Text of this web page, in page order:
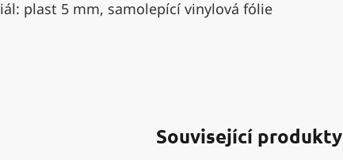
plast 5 mm, samolepící vinylová fólie
Související produkty